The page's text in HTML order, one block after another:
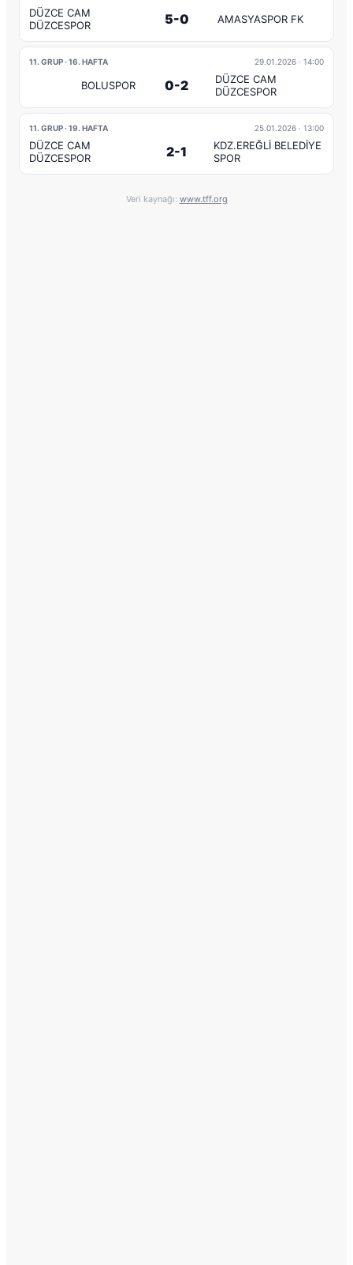
DÜZCE CAM
DÜZCESPOR
5-0 AMASYASPOR FK
11. GRUP · 16. HAFTA 29.01.2026 · 14:00
BOLUSPOR 0-2
DÜZCE CAM
DÜZCESPOR
11. GRUP · 19. HAFTA 25.01.2026 · 13:00
DÜZCE CAM
DÜZCESPOR
2-1
KDZ.EREĞLİ BELEDİYE
SPOR
Veri kaynağı: www.tff.org